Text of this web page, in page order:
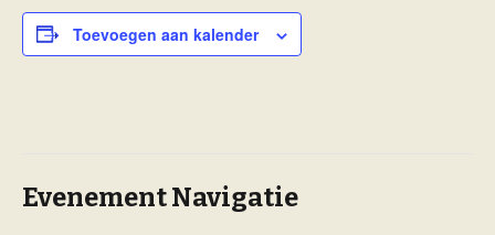
Toevoegen aan kalender
Evenement Navigatie